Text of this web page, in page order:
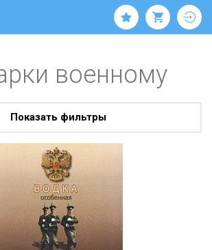
военному
Показать фильтры